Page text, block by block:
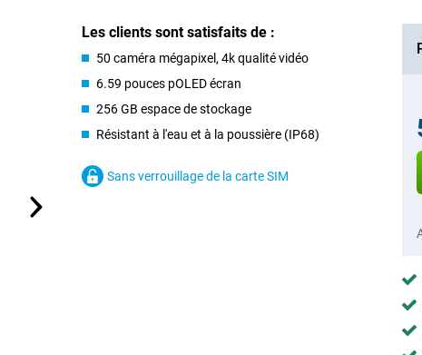
Les clients sont satisfaits de :
50 caméra mégapixel, 4k qualité vidéo
6.59 pouces pOLED écran
256 GB espace de stockage
Résistant à l'eau et à la poussière (IP68)
Sans verrouillage de la carte SIM